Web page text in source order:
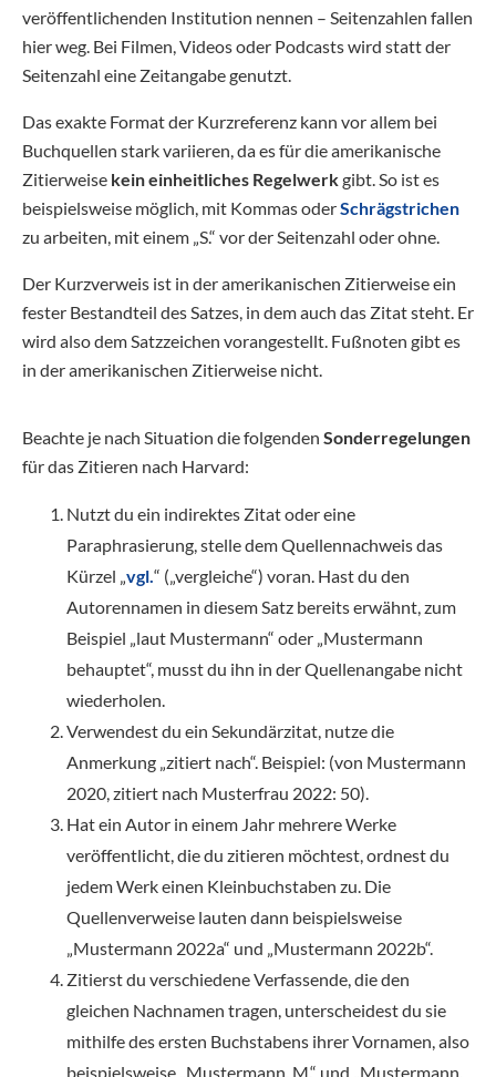
veröffentlichenden Institution nennen – Seitenzahlen fallen
hier weg. Bei Filmen, Videos oder Podcasts wird statt der
Seitenzahl eine Zeitangabe genutzt.
Das exakte Format der Kurzreferenz kann vor allem bei
Buchquellen stark variieren, da es für die amerikanische
Zitierweise kein einheitliches Regelwerkgibt. So ist es
beispielsweise möglich, mit Kommas oderSchrägstrichen
zu arbeiten, mit einem „S.“ vor der Seitenzahl oder ohne.
Der Kurzverweis ist in der amerikanischen Zitierweise ein
fester Bestandteil des Satzes, in dem auch das Zitat steht. Er
wird also dem Satzzeichen vorangestellt. Fußnoten gibt es
in der amerikanischen Zitierweise nicht.
Beachte je nach Situation die folgenden Sonderregelungen
für das Zitieren nach Harvard:
Nutzt du ein indirektes Zitat oder eine
Paraphrasierung, stelle dem Quellennachweis das
Kürzel „vgl.“ („vergleiche“) voran. Hast du den
Autorennamen in diesem Satz bereits erwähnt, zum
Beispiel „laut Mustermann“ oder „Mustermann
behauptet“, musst du ihn in der Quellenangabe nicht
wiederholen.
Verwendest du ein Sekundärzitat, nutze die
Anmerkung „zitiert nach“. Beispiel: (von Mustermann
2020, zitiert nach Musterfrau 2022: 50).
Hat ein Autor in einem Jahr mehrere Werke
veröffentlicht, die du zitieren möchtest, ordnest du
jedem Werk einen Kleinbuchstaben zu. Die
Quellenverweise lauten dann beispielsweise
„Mustermann 2022a“ und „Mustermann 2022b“.
Zitierst du verschiedene Verfassende, die den
gleichen Nachnamen tragen, unterscheidest du sie
mithilfe des ersten Buchstabens ihrer Vornamen, also
beispielsweise „Mustermann, M.“ und „Mustermann,